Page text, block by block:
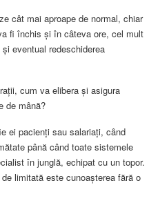
cât mai aproape de normal, chiar
fi închis și în câteva ore, cel mult
eventual redeschiderea
cum va elibera și asigura
de mână?
ei pacienți sau salariați, când
până când toate sistemele
în junglă, echipat cu un topor.
limitată este cunoașterea fără o